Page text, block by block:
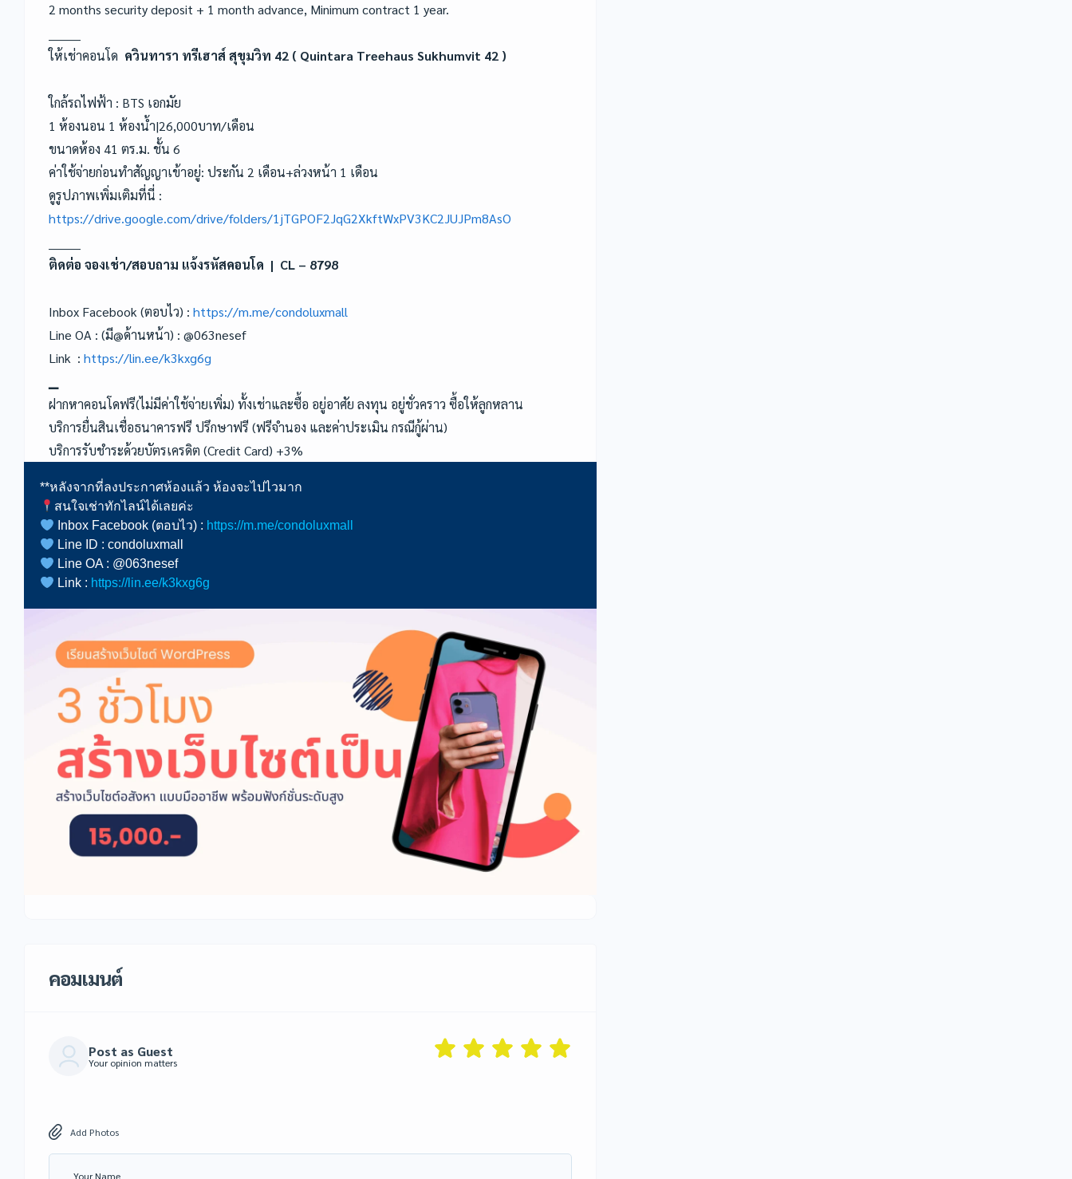
2 months security deposit + 1 month advance, Minimum contract 1 year.
ให้เช่าคอนโด ควินทารา ทรีเฮาส์ สุขุมวิท 42 ( Quintara Treehaus Sukhumvit 42 )
ใกล้รถไฟฟ้า : BTS เอกมัย
1 ห้องนอน 1 ห้องน้ำ|26,000บาท/เดือน
ขนาดห้อง 41 ตร.ม. ชั้น 6
ค่าใช้จ่ายก่อนทำสัญญาเข้าอยู่: ประกัน 2 เดือน+ล่วงหน้า 1 เดือน
ดูรูปภาพเพิ่มเติมที่นี่ :
https://drive.google.com/drive/folders/1jTGPOF2JqG2XkftWxPV3KC2JUJPm8AsO
ติดต่อ จองเช่า/สอบถาม แจ้งรหัสคอนโด | CL – 8798
Inbox Facebook (ตอบไว) : https://m.me/condoluxmall
Line OA : (มี@ด้านหน้า) : @063nesef
Link : https://lin.ee/k3kxg6g
ฝากหาคอนโดฟรี(ไม่มีค่าใช้จ่ายเพิ่ม) ทั้งเช่าและซื้อ อยู่อาศัย ลงทุน อยู่ชั่วคราว ซื้อให้ลูกหลาน
บริการยื่นสินเชื่อธนาคารฟรี ปรึกษาฟรี (ฟรีจำนอง และค่าประเมิน กรณีกู้ผ่าน)
บริการรับชำระด้วยบัตรเครดิต (Credit Card) +3%
Inbox Facebook (ตอบไว) : https://m.me/condoluxmall
Line OA : @063nesef
Link : https://lin.ee/k3kxg6g
คอมเมนต์
Post as Guest
Your opinion matters
Add Photos